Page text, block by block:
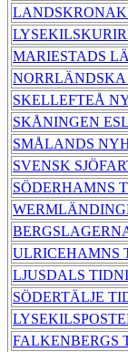
MARIESTADS
NORRLÄNDSKA
SKELLEFTEÅ
SKÅNINGEN
SMÅLANDS
SVENSK
SÖDERHAMNS
ULRICEHAMNS
LJUSDALS
SÖDERTÄLJE
FALKENBERGS